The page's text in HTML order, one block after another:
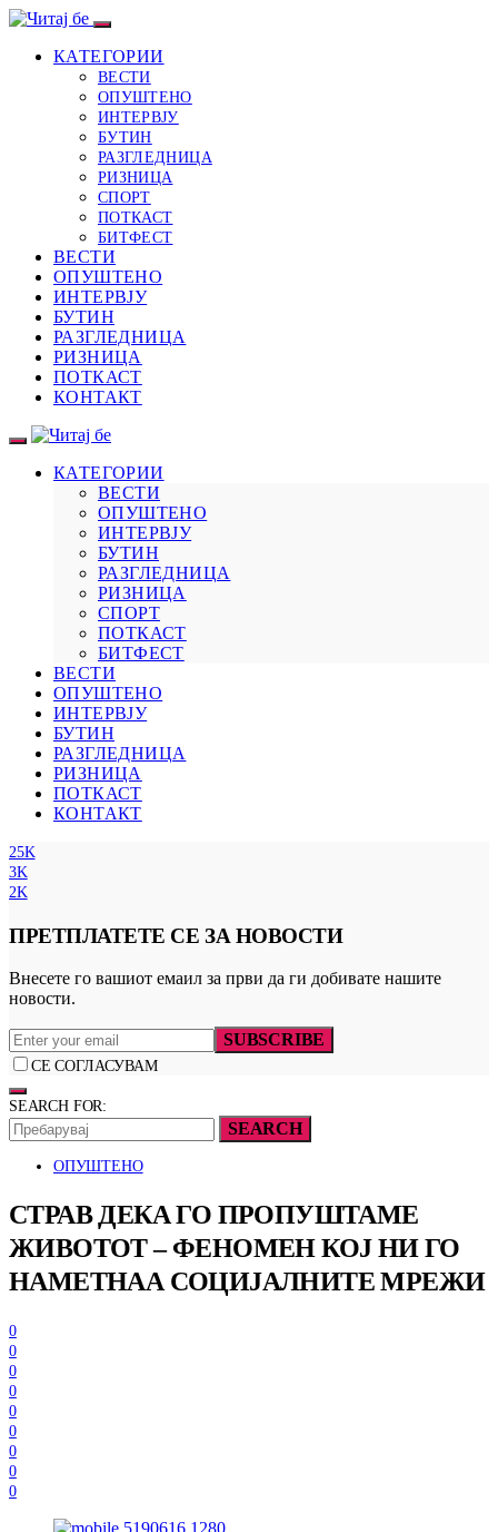
КАТЕГОРИИ
ВЕСТИ
ОПУШТЕНО
ИНТЕРВЈУ
БУТИН
РАЗГЛЕДНИЦА
РИЗНИЦА
СПОРТ
ПОТКАСТ
БИТФЕСТ
ВЕСТИ
ОПУШТЕНО
ИНТЕРВЈУ
БУТИН
РАЗГЛЕДНИЦА
РИЗНИЦА
ПОТКАСТ
КОНТАКТ
КАТЕГОРИИ
ВЕСТИ
ОПУШТЕНО
ИНТЕРВЈУ
БУТИН
РАЗГЛЕДНИЦА
РИЗНИЦА
СПОРТ
ПОТКАСТ
БИТФЕСТ
ВЕСТИ
ОПУШТЕНО
ИНТЕРВЈУ
БУТИН
РАЗГЛЕДНИЦА
РИЗНИЦА
ПОТКАСТ
КОНТАКТ
25K
3K
2K
ПРЕТПЛАТЕТЕ СЕ ЗА НОВОСТИ
Внесете го вашиот емаил за први да ги добивате нашите
новости.
SUBSCRIBE
СЕ СОГЛАСУВАМ
SEARCH FOR:
SEARCH
ОПУШТЕНО
СТРАВ ДЕКА ГО ПРОПУШТАМЕ
ЖИВОТОТ – ФЕНОМЕН КОЈ НИ ГО
НАМЕТНАА СОЦИЈАЛНИТЕ МРЕЖИ
0
0
0
0
0
0
0
0
0